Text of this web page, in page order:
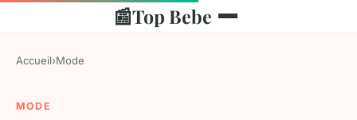
📰Top Bebe
Accueil›Mode
MODE